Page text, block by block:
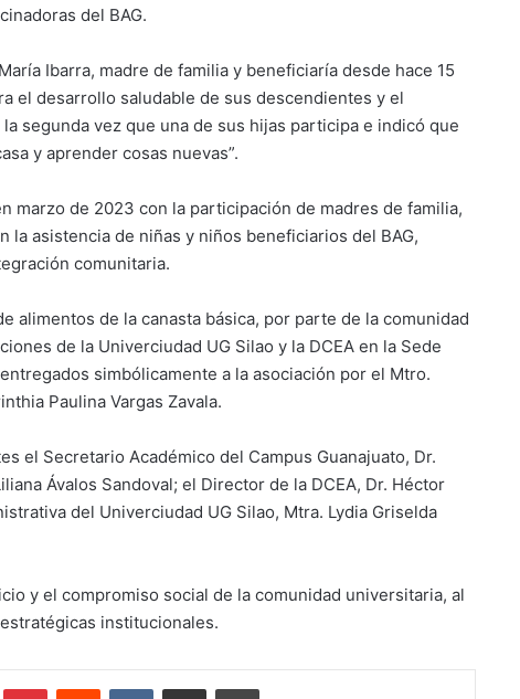
del BAG.
Ibarra, madre de familia y beneficiaría desde hace 15
el desarrollo saludable de sus descendientes y el
segunda vez que una de sus hijas participa e indicó que
y aprender cosas nuevas”.
marzo de 2023 con la participación de madres de familia,
la asistencia de niñas y niños beneficiarios del BAG,
comunitaria.
alimentos de la canasta básica, por parte de la comunidad
de la Univerciudad UG Silao y la DCEA en la Sede
simbólicamente a la asociación por el Mtro.
Paulina Vargas Zavala.
el Secretario Académico del Campus Guanajuato, Dr.
Ávalos Sandoval; el Director de la DCEA, Dr. Héctor
del Univerciudad UG Silao, Mtra. Lydia Griselda
y el compromiso social de la comunidad universitaria, al
institucionales.
PinterestReddit VKontakteCompartir por correo electrónicoImprimir